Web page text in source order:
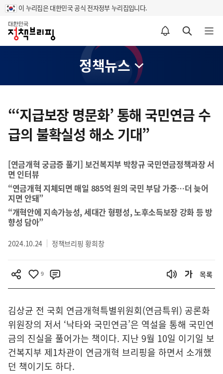
이 누리집은 대한민국 공식 전자정부 누리집입니다.
홈
알림설정 바로가기 검색 바로가기 메뉴 열기
정책뉴스
텐
영
“‘지급보장 명문화’ 통해 국민연금 수
급의 불확실성 해소 기대”
[연금개혁 궁금증 풀기] 보건복지부 박창규 국민연금정책과장 서
면 인터뷰
“연금개혁 지체되면 매일 885억 원의 국민 부담 가중…더 늦어
지면 안돼”
“개혁안에 지속가능성, 세대간 형평성, 노후소득보장 강화 등 방
향성 담아”
2024.10.24 정책브리핑 황희창
9 목록
김상균 전 국회 연금개혁특별위원회(연금특위) 공론화
위원장의 저서 ‘낙타와 국민연금’은 역설을 통해 국민연
금의 진실을 풀어가는 책이다. 지난 9월 10일 이기일 보
건복지부 제1차관이 연금개혁 브리핑을 하면서 소개했
던 책이기도 하다.